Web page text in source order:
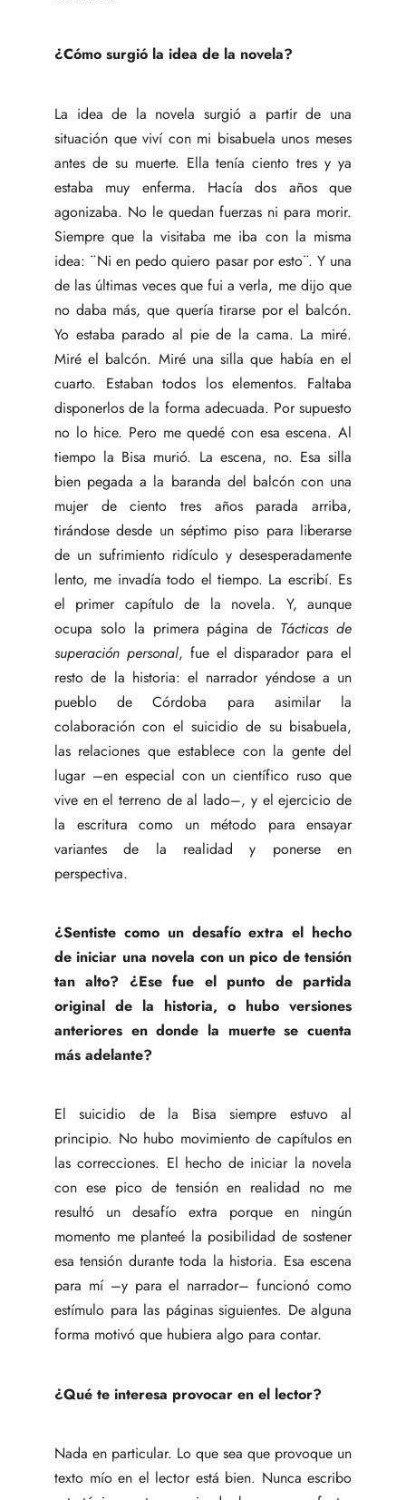
¿Cómo surgió la idea de la novela?
La idea de la novela surgió a partir de una
situación que viví con mi bisabuela unos meses
antes de su muerte. Ella tenía ciento tres y ya
estaba muy enferma. Hacía dos años que
agonizaba. No le quedan fuerzas ni para morir.
Siempre que la visitaba me iba con la misma
idea: ¨Ni en pedo quiero pasar por esto¨. Y una
de las últimas veces que fui a verla, me dijo que
no daba más, que quería tirarse por el balcón.
Yo estaba parado al pie de la cama. La miré.
Miré el balcón. Miré una silla que había en el
cuarto. Estaban todos los elementos. Faltaba
disponerlos de la forma adecuada. Por supuesto
no lo hice. Pero me quedé con esa escena. Al
tiempo la Bisa murió. La escena, no. Esa silla
bien pegada a la baranda del balcón con una
mujer de ciento tres años parada arriba,
tirándose desde un séptimo piso para liberarse
de un sufrimiento ridículo y desesperadamente
lento, me invadía todo el tiempo. La escribí. Es
el primer capítulo de la novela. Y, aunque
ocupa solo la primera página de Tácticas de
superación personal, fue el disparador para el
resto de la historia: el narrador yéndose a un
pueblo de Córdoba para asimilar la
colaboración con el suicidio de su bisabuela,
las relaciones que establece con la gente del
lugar –en especial con un científico ruso que
vive en el terreno de al lado–, y el ejercicio de
la escritura como un método para ensayar
variantes de la realidad y ponerse en
perspectiva.
¿Sentiste como un desafío extra el hecho
de iniciar una novela con un pico de tensión
tan alto? ¿Ese fue el punto de partida
original de la historia, o hubo versiones
anteriores en donde la muerte se cuenta
más adelante?
El suicidio de la Bisa siempre estuvo al
principio. No hubo movimiento de capítulos en
las correcciones. El hecho de iniciar la novela
con ese pico de tensión en realidad no me
resultó un desafío extra porque en ningún
momento me planteé la posibilidad de sostener
esa tensión durante toda la historia. Esa escena
para mí –y para el narrador– funcionó como
estímulo para las páginas siguientes. De alguna
forma motivó que hubiera algo para contar.
¿Qué te interesa provocar en el lector?
Nada en particular. Lo que sea que provoque un
texto mío en el lector está bien. Nunca escribo